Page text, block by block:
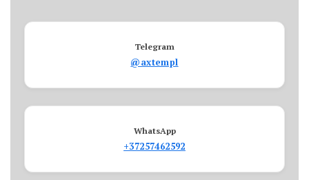
Telegram
@axtempl
WhatsApp
+37257462592